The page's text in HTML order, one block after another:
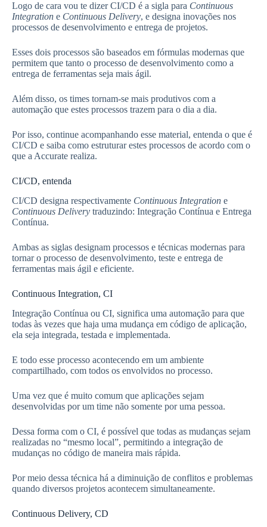
Logo de cara vou te dizer CI/CD é a sigla para Continuous
Integration e Continuous Delivery, e designa inovações nos
processos de desenvolvimento e entrega de projetos.
Esses dois processos são baseados em fórmulas modernas que
permitem que tanto o processo de desenvolvimento como a
entrega de ferramentas seja mais ágil.
Além disso, os times tornam-se mais produtivos com a
automação que estes processos trazem para o dia a dia.
Por isso, continue acompanhando esse material, entenda o que é
CI/CD e saiba como estruturar estes processos de acordo com o
que a Accurate realiza.
CI/CD, entenda
CI/CD designa respectivamente Continuous Integration e
Continuous Delivery traduzindo: Integração Contínua e Entrega
Contínua.
Ambas as siglas designam processos e técnicas modernas para
tornar o processo de desenvolvimento, teste e entrega de
ferramentas mais ágil e eficiente.
Continuous Integration, CI
Integração Contínua ou CI, significa uma automação para que
todas às vezes que haja uma mudança em código de aplicação,
ela seja integrada, testada e implementada.
E todo esse processo acontecendo em um ambiente
compartilhado, com todos os envolvidos no processo.
Uma vez que é muito comum que aplicações sejam
desenvolvidas por um time não somente por uma pessoa.
Dessa forma com o CI, é possível que todas as mudanças sejam
realizadas no “mesmo local”, permitindo a integração de
mudanças no código de maneira mais rápida.
Por meio dessa técnica há a diminuição de conflitos e problemas
quando diversos projetos acontecem simultaneamente.
Continuous Delivery, CD